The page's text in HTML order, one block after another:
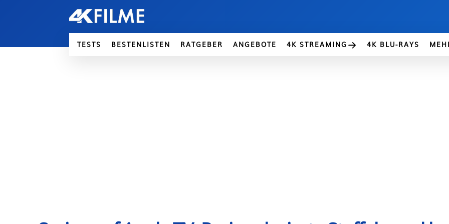
TESTS BESTENLISTEN RATGEBER ANGEBOTE 4K STREAMING 4K BLU-RAYS